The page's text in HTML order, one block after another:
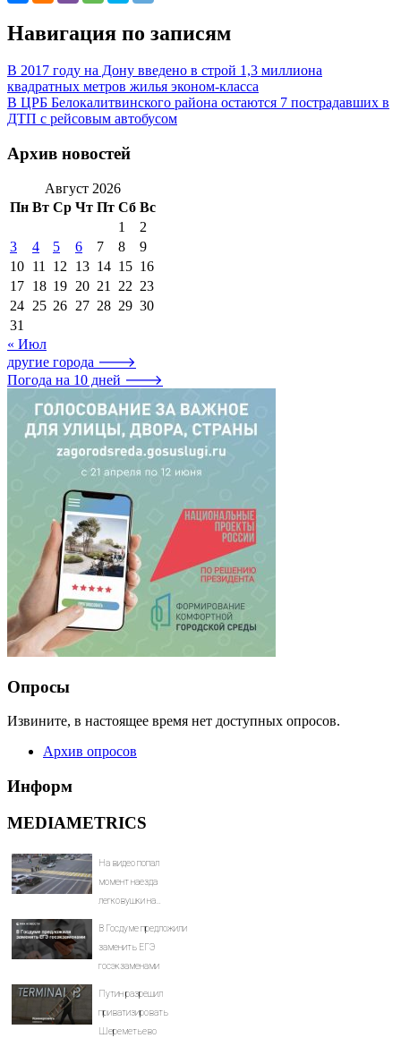
Навигация по записям
В 2017 году на Дону введено в строй 1,3 миллиона
квадратных метров жилья эконом-класса
В ЦРБ Белокалитвинского района остаются 7 пострадавших в
ДТП с рейсовым автобусом
Архив новостей
Август 2026
Пн Вт Ср Чт Пт Сб Вс
1
2
3
4 5 6 7 8
9
10 11 12 13 14 15 16
17 18 19 20 21 22 23
24 25 26 27 28 29 30
31
« Июл
другие города 🡒
Погода на 10 дней 🡒
Опросы
Извините, в настоящее время нет доступных опросов.
Архив опросов
Информ
MEDIAMETRICS
На видео попал
момент наезда
легковушки на
В Госдуме предложили
заменить ЕГЭ
госэкзаменами
Путин разрешил
приватизировать
Шереметьево